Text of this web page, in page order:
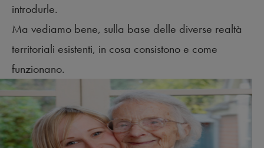
introdurle.
Ma vediamo bene, sulla base delle diverse realtà
territoriali esistenti, in cosa consistono e come
funzionano.